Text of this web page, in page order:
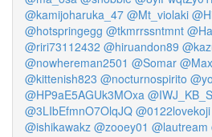
@kamijoharuka_47 @Mt_violaki
@hotspringegg @tkmrrssntmnt
@riri73112432 @hiruandon89
@nowhereman2501 @Somar
@kittenish823 @nocturnospirito
@HP9aE5AGUk3MOxa
@3LIbEfmnO7OlqJQ @0122lovekoji
@ishikawakz @zooey01 @lautream